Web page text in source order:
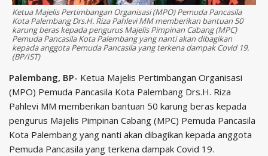
Ketua Majelis Pertimbangan Organisasi (MPO) Pemuda Pancasila
Kota Palembang Drs.H. Riza Pahlevi MM memberikan bantuan 50
karung beras kepada pengurus Majelis Pimpinan Cabang (MPC)
Pemuda Pancasila Kota Palembang yang nanti akan dibagikan
kepada anggota Pemuda Pancasila yang terkena dampak Covid 19.
(BP/IST)
Palembang, BP- Ketua Majelis Pertimbangan Organisasi
(MPO) Pemuda Pancasila Kota Palembang Drs.H. Riza
Pahlevi MM memberikan bantuan 50 karung beras kepada
pengurus Majelis Pimpinan Cabang (MPC) Pemuda Pancasila
Kota Palembang yang nanti akan dibagikan kepada anggota
Pemuda Pancasila yang terkena dampak Covid 19.